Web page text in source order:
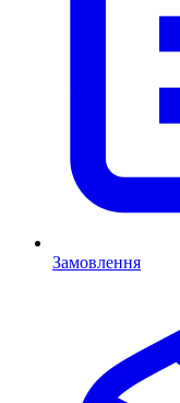
Замовлення